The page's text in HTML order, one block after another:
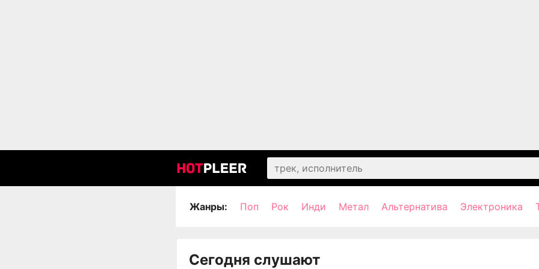
Жанры: Поп Рок Инди Метал Альтернатива Электроника
Сегодня слушают